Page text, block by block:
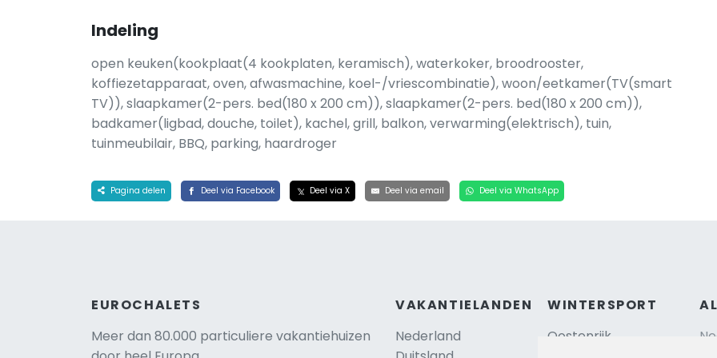
Indeling
open keuken(kookplaat(4 kookplaten, keramisch), waterkoker, broodrooster,
koffiezetapparaat, oven, afwasmachine, koel-/vriescombinatie), woon/eetkamer(TV(smart
TV)), slaapkamer(2-pers. bed(180 x 200 cm)), slaapkamer(2-pers. bed(180 x 200 cm)),
badkamer(ligbad, douche, toilet), kachel, grill, balkon, verwarming(elektrisch), tuin,
tuinmeubilair, BBQ, parking, haardroger
Pagina delen Deel via Facebook Deel via X Deel via email Deel via WhatsApp
EUROCHALETS
Meer dan 80.000 particuliere vakantiehuizen
VAKANTIELANDEN
Nederland
WINTERSPORT
Oostenrijk